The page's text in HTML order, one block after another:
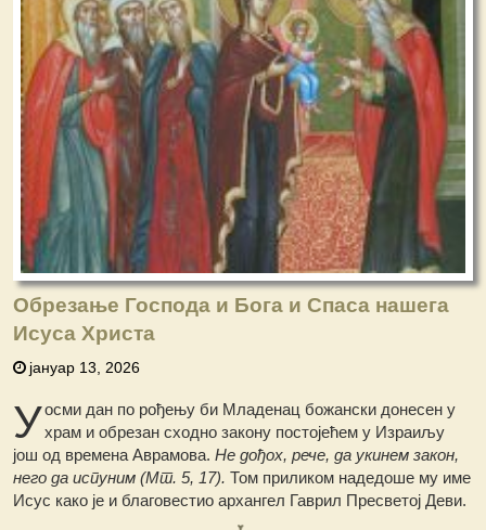
Обрезање Господа и Бога и Спаса нашега
Исуса Христа
јануар 13, 2026
Уосми дан по рођењу би Младенац божански донесен у
храм и обрезан сходно закону постојећем у Израиљу
још од времена Аврамова.He дођох, рече, да укинем закон,
него да испуним (Мт. 5, 17). Том приликом надедоше му име
Исус како је и благовестио архангел Гаврил Пресветој Деви.